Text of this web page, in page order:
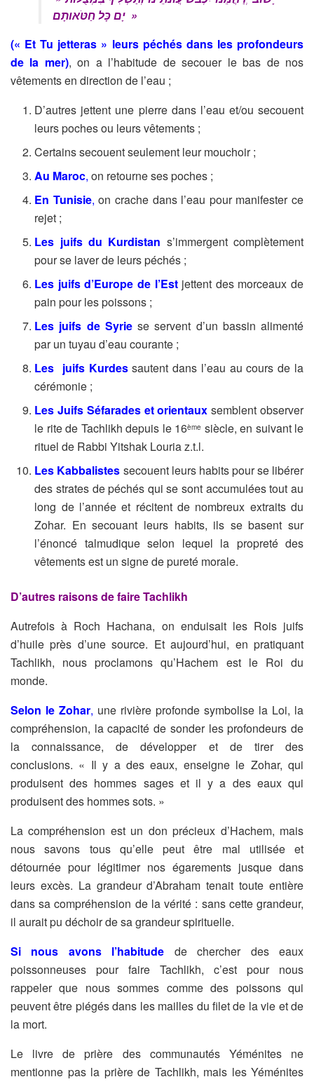
יָם כָּל חַטֹּאותָם »
(« Et Tu jetteras » leurs péchés dans les profondeurs
de la mer), on a l’habitude de secouer le bas de nos
vêtements en direction de l’eau ;
D’autres jettent une pierre dans l’eau et/ou secouent
leurs poches ou leurs vêtements ;
Certains secouent seulement leur mouchoir ;
Au Maroc, on retourne ses poches ;
En Tunisie, on crache dans l’eau pour manifester ce
rejet ;
Les juifs du Kurdistan s’immergent complètement
pour se laver de leurs péchés ;
Les juifs d’Europe de l’Est jettent des morceaux de
pain pour les poissons ;
Les juifs de Syrie se servent d’un bassin alimenté
par un tuyau d’eau courante ;
Les juifs Kurdes sautent dans l’eau au cours de la
cérémonie ;
Les Juifs Séfarades et orientaux semblent observer
le rite de Tachlikh depuis le 16ème siècle, en suivant le
rituel de Rabbi Yitshak Louria z.t.l.
Les Kabbalistes secouent leurs habits pour se libérer
des strates de péchés qui se sont accumulées tout au
long de l’année et récitent de nombreux extraits du
Zohar. En secouant leurs habits, ils se basent sur
l’énoncé talmudique selon lequel la propreté des
vêtements est un signe de pureté morale.
D’autres raisons defaireTachlikh
Autrefois à Roch Hachana, on enduisait les Rois juifs
d’huile près d’une source. Et aujourd’hui, en pratiquant
Tachlikh, nous proclamons qu’Hachem est le Roi du
monde.
Selon le Zohar, une rivière profonde symbolise la Loi, la
compréhension, la capacité de sonder les profondeurs de
la connaissance, de développer et de tirer des
conclusions. « Il y a des eaux, enseigne le Zohar, qui
produisent des hommes sages et il y a des eaux qui
produisent des hommes sots. »
La compréhension est un don précieux d’Hachem, mais
nous savons tous qu’elle peut être mal utilisée et
détournée pour légitimer nos égarements jusque dans
leurs excès. La grandeur d’Abraham tenait toute entière
dans sa compréhension de la vérité : sans cette grandeur,
il aurait pu déchoir de sa grandeur spirituelle.
Si nous avons l’habitude
de chercher des eaux
poissonneuses pour faire Tachlikh, c’est pour nous
rappeler que nous sommes comme des poissons qui
peuvent être piégés dans les mailles du filet de la vie et de
la mort.
Le livre de prière des communautés Yéménites ne
mentionne pas la prière de Tachlikh, mais les Yéménites